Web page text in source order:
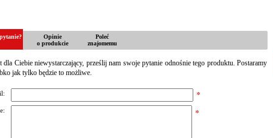
Opinie
o produkcie
Poleć
znajomemu
Ciebie niewystarczający, prześlij nam swoje pytanie odnośnie tego produktu. Postaramy
jak tylko będzie to możliwe.